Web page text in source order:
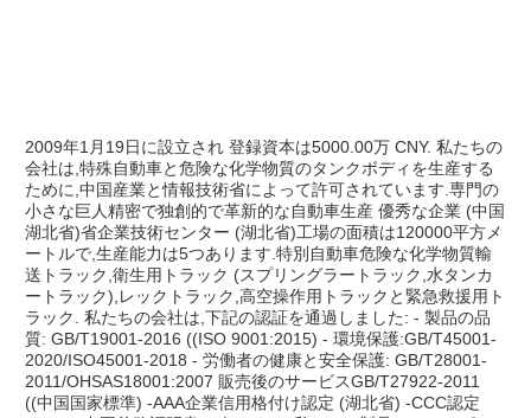
2009年1月19日に設立され 登録資本は5000.00万 CNY. 私たちの
会社は,特殊自動車と危険な化学物質のタンクボディを生産する
ために,中国産業と情報技術省によって許可されています.専門の
小さな巨人精密で独創的で革新的な自動車生産 優秀な企業 (中国
湖北省)省企業技術センター (湖北省)工場の面積は120000平方メ
ートルで,生産能力は5つあります.特別自動車危険な化学物質輸
送トラック,衛生用トラック (スプリングラートラック,水タンカ
ートラック),レックトラック,高空操作用トラックと緊急救援用ト
ラック. 私たちの会社は,下記の認証を通過しました: - 製品の品
質: GB/T19001-2016 ((ISO 9001:2015) - 環境保護:GB/T45001-
2020/ISO45001-2018 - 労働者の健康と安全保護: GB/T28001-
2011/OHSAS18001:2007 販売後のサービスGB/T27922-2011
((中国国家標準) -AAA企業信用格付け認定 (湖北省) -CCC認定